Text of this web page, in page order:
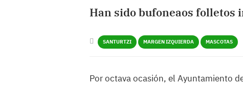
Han sido bufoneaos folletos
SANTURTZI MARGEN IZQUIERDA MASCOTAS
Por octava ocasión, el Ayuntamiento